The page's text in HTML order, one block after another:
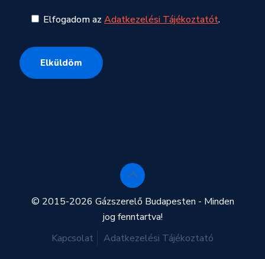
Elfogadom az Adatkezelési Tájékoztatót.
© 2015-2026 Gázszerelő Budapesten - Minden
jog fenntartva!
Kapcsolat
Adatkezelési Tájékoztató